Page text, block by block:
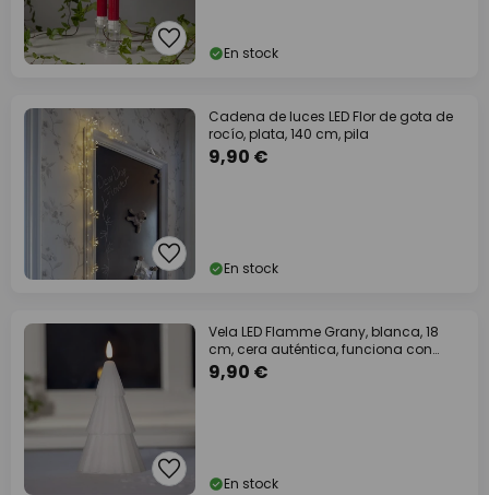
En stock
Cadena de luces LED Flor de gota de
rocío, plata, 140 cm, pila
9,90 €
En stock
Vela LED Flamme Grany, blanca, 18
cm, cera auténtica, funciona con
pilas
9,90 €
En stock